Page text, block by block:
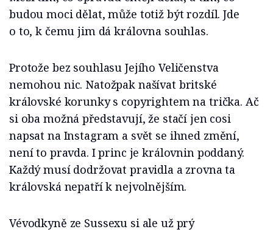
budou moci dělat, může totiž být rozdíl. Jde
o to, k čemu jim dá královna souhlas.
Protože bez souhlasu Jejího Veličenstva
nemohou nic. Natožpak našívat britské
královské korunky s copyrightem na trička. Ač
si oba možná představují, že stačí jen cosi
napsat na Instagram a svět se ihned změní,
není to pravda. I princ je královnin poddaný.
Každý musí dodržovat pravidla a zrovna ta
královská nepatří k nejvolnějším.
Vévodkyně ze Sussexu si ale už prý